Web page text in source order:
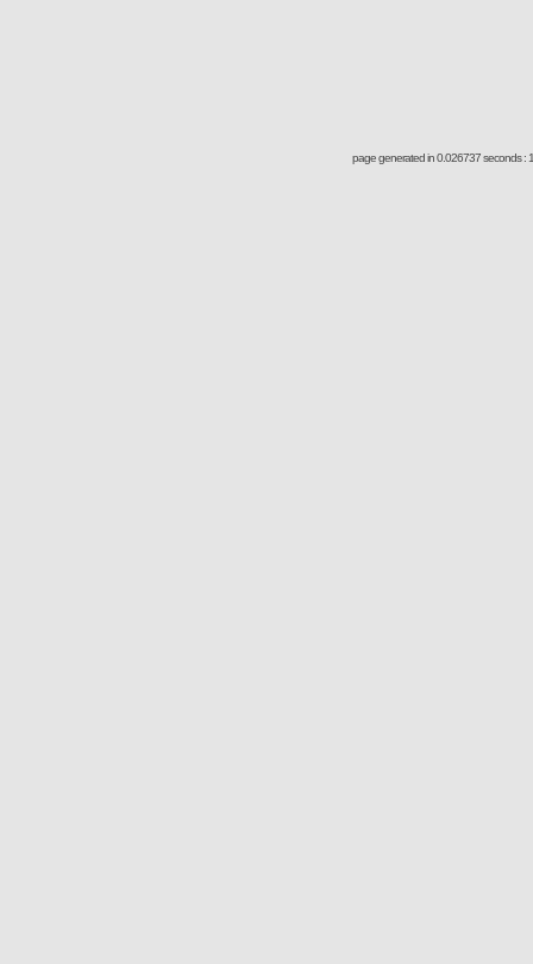
page generated in 0.026737 seconds :